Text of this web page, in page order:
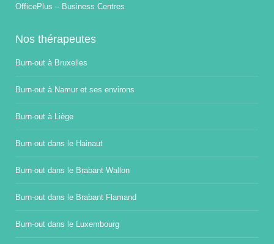
OfficePlus – Business Centres
Nos thérapeutes
Burn-out à Bruxelles
Burn-out à Namur et ses environs
Burn-out à Liège
Burn-out dans le Hainaut
Burn-out dans le Brabant Wallon
Burn-out dans le Brabant Flamand
Burn-out dans le Luxembourg